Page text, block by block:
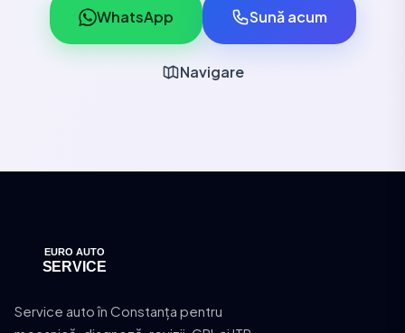
WhatsApp Sună acum
Navigare
Service auto în Constanța pentru